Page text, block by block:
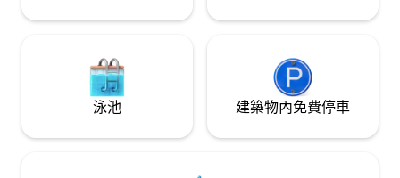
泳池 建築物內免費停車